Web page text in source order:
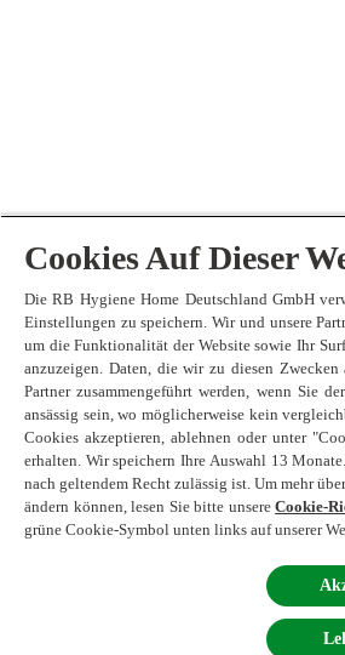
Cookies Auf Dieser
Die RB Hygiene Home Deutschland GmbH
Einstellungen zu speichern. Wir und unsere
um die Funktionalität der Website sowie Ihr
anzuzeigen. Daten, die wir zu diesen
Partner zusammengeführt werden, wenn Sie
ansässig sein, wo möglicherweise kein
Cookies akzeptieren, ablehnen oder unter
erhalten. Wir speichern Ihre Auswahl 13
nach geltendem Recht zulässig ist. Um mehr
ändern können, lesen Sie bitte unsereCookie-
grüne Cookie-Symbol unten links auf unserer